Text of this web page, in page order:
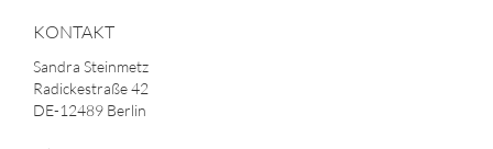
KONTAKT
Sandra Steinmetz
Radickestraße 42
DE-12489 Berlin